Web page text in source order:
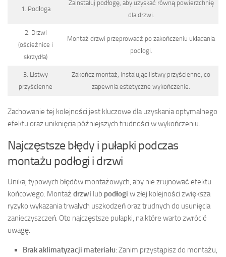
1. Podłoga
Zainstaluj podłogę, aby uzyskać równą powierzchnię
dla drzwi.
2. Drzwi
(ościeżnice i
skrzydła)
Montaż drzwi przeprowadź po zakończeniu układania
podłogi.
3. Listwy
przyścienne
Zakończ montaż, instalując listwy przyścienne, co
zapewnia estetyczne wykończenie.
Zachowanie tej kolejności jest kluczowe dla uzyskania optymalnego
efektu oraz uniknięcia późniejszych trudności w wykończeniu.
Najczęstsze błędy i pułapki podczas
montażu podłogi i drzwi
Unikaj typowych błędów montażowych, aby nie zrujnować efektu
końcowego. Montaż drzwi lub podłogi w złej kolejności zwiększa
ryzyko wykazania trwałych uszkodzeń oraz trudnych do usunięcia
zanieczyszczeń. Oto najczęstsze pułapki, na które warto zwrócić
uwagę:
Brak aklimatyzacji materiału: Zanim przystąpisz do montażu,